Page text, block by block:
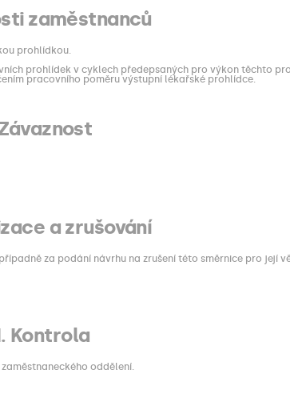
zaměstnanců
prohlídkou.
prohlídek v cyklech předepsaných pro výkon těchto
pracovního poměru výstupní lékařské prohlídce.
a zrušování
za podání návrhu na zrušení této směrnice pro její
Kontrola
oddělení.